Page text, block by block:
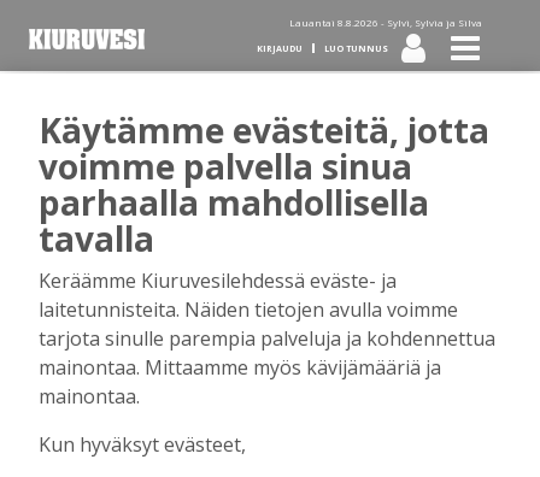
Lauantai 8.8.2026 - Sylvi, Sylvia ja Silva
KIRJAUDU LUO TUNNUS
Tilaa Kiuruvesi-lehti diginä
tai kotiinkannettuna!
Kirjaudu
Sähköposti
Käytämme evästeitä, jotta
voimme palvella sinua
parhaalla mahdollisella
tavalla
Keräämme Kiuruvesilehdessä eväste- ja
laitetunnisteita. Näiden tietojen avulla voimme
tarjota sinulle parempia palveluja ja kohdennettua
mainontaa. Mittaamme myös kävijämääriä ja
mainontaa.
Kun hyväksyt evästeet,